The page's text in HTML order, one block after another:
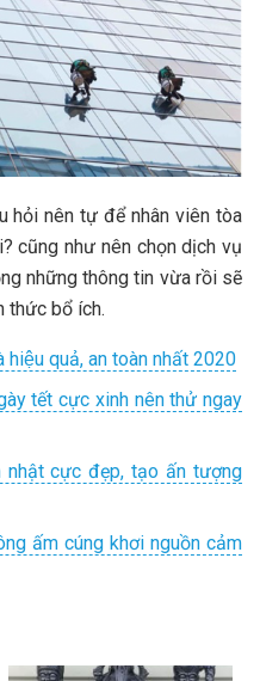
hỏi nên tự để nhân viên tòa
cũng như nên chọn dịch vụ
những thông tin vừa rồi sẽ
thức bổ ích.
quả, an toàn nhất 2020
tết cực xinh nên thử ngay
cực đẹp, tạo ấn tượng
ấm cúng khơi nguồn cảm